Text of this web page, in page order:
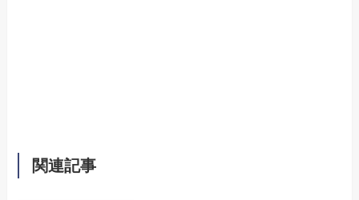
関連記事